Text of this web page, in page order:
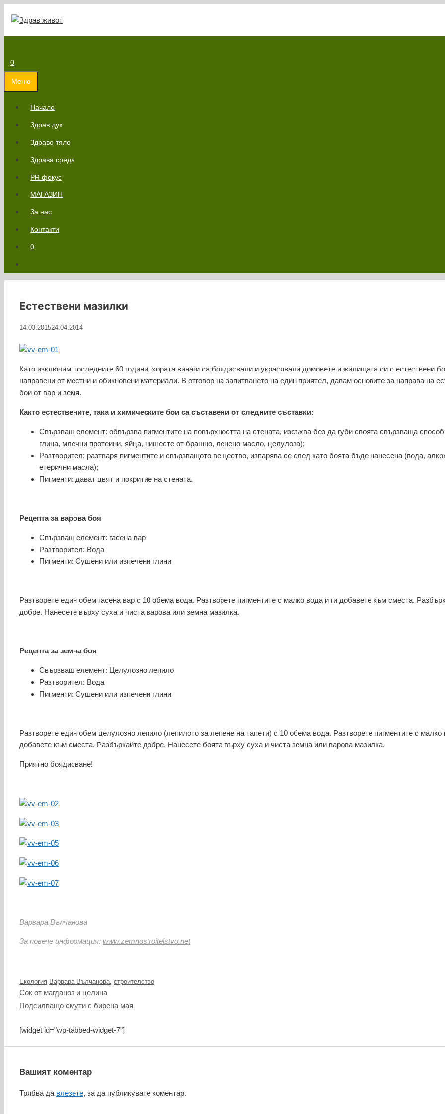
съдържанието
0
Меню
Начало
Здрав дух
Здраво тяло
Здрава среда
PR фокус
МАГАЗИН
За нас
Контакти
0
Естествени мазилки
14.03.201524.04.2014
Като изключим последните 60 години, хората винаги са боядисвали и украсявали домовете и жилищата си с естествени
направени от местни и обикновени материали. В отговор на запитването на един приятел, давам основите за направа на
бои от вар и земя.
Както естествените, така и химическите бои са съставени от следните съставки:
Свързващ елемент: обвързва пигментите на повърхността на стената, изсъхва без да губи своята свързваща
глина, млечни протеини, яйца, нишесте от брашно, ленено масло, целулоза);
Разтворител: разтваря пигментите и свързващото вещество, изпарява се след като боята бъде нанесена (вода,
етерични масла);
Пигменти: дават цвят и покритие на стената.
Рецепта за варова боя
Свързващ елемент: гасена вар
Разтворител: Вода
Пигменти: Сушени или изпечени глини
Разтворете един обем гасена вар с 10 обема вода. Разтворете пигментите с малко вода и ги добавете към сместа.
добре. Нанесете върху суха и чиста варова или земна мазилка.
Рецепта за земна боя
Свързващ елемент: Целулозно лепило
Разтворител: Вода
Пигменти: Сушени или изпечени глини
Разтворете един обем целулозно лепило (лепилото за лепене на тапети) с 10 обема вода. Разтворете пигментите с малко
добавете към сместа. Разбъркайте добре. Нанесете боята върху суха и чиста земна или варова мазилка.
Приятно боядисване!
Варвара Вълчанова
За повече информация: www.zemnostroitelstvo.net
Категории
Екология Етикети
Варвара Вълчанова строителство
Сок от магданоз и целина
Подсилващо смути с бирена мая
[widget id="wp-tabbed-widget-7"]
Вашият коментар
Трябва да влезете, за да публикувате коментар.